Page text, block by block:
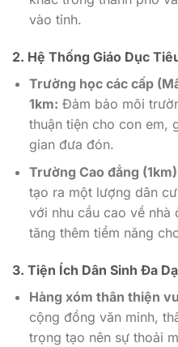
vào tỉnh.
2. Hệ Thống Giáo Dục
Trường học các cấp
1km: Đảm bảo môi
thuận tiện cho con em,
gian đưa đón.
Trường Cao đẳng
tạo ra một lượng dân
với nhu cầu cao về nhà
tăng thêm tiềm năng
3. Tiện Ích Dân Sinh Đa
Hàng xóm thân thiện
cộng đồng văn minh,
trọng tạo nên sự thoải